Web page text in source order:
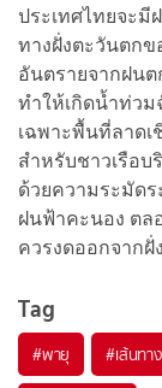
ประเทศไทยจะมี
ทางฝั่งตะวันตกข
อันตรายจากฝน
ทำให้เกิดน้ำท่ว
เฉพาะพื้นที่ลาด
สำหรับชาวเรือบ
ด้วยความระมัดร
ฝนฟ้าคะนอง ตล
ควรงดออกจากฝั่
Tag
#พายุ #เส้นทา